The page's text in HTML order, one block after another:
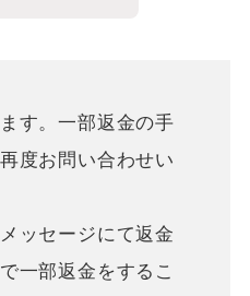
す。一部返金の手
度お問い合わせい
ッセージにて返金
一部返金をするこ